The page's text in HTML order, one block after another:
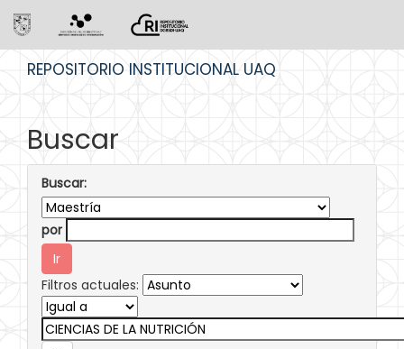
REPOSITORIO INSTITUCIONAL UAQ
Buscar
Buscar:
por
Filtros actuales: